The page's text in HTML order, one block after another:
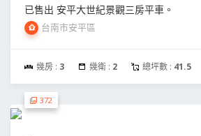
已售出 安平大世紀景觀三房平車。
台南市安平區
幾房 : 3 幾衛 : 2 總坪數 : 41.5
372